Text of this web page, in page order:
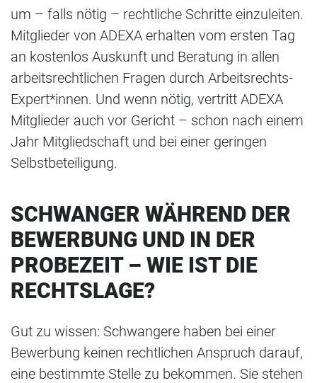
um – falls nötig – rechtliche Schritte einzuleiten.
Mitglieder von ADEXA erhalten vom ersten Tag
an kostenlos Auskunft und Beratung in allen
arbeitsrechtlichen Fragen durch Arbeitsrechts-
Expert*innen. Und wenn nötig, vertritt ADEXA
Mitglieder auch vor Gericht – schon nach einem
Jahr Mitgliedschaft und bei einer geringen
Selbstbeteiligung.
SCHWANGER WÄHREND DER
BEWERBUNG UND IN DER
PROBEZEIT – WIE IST DIE
RECHTSLAGE?
Gut zu wissen: Schwangere haben bei einer
Bewerbung keinen rechtlichen Anspruch darauf,
eine bestimmte Stelle zu bekommen. Sie stehen